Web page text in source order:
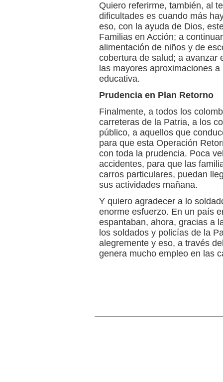
Quiero referirme, también, al
dificultades es cuando más
eso, con la ayuda de Dios,
Familias en Acción; a
alimentación de niños y de
cobertura de salud; a avanzar
las mayores aproximaciones
educativa.
Prudencia en Plan Retorno
Finalmente, a todos los
carreteras de la Patria, a los
público, a aquellos que
para que esta Operación
con toda la prudencia. Poca
accidentes, para que las
carros particulares, puedan
sus actividades mañana.
Y quiero agradecer a lo
enorme esfuerzo. En un país
espantaban, ahora, gracias a
los soldados y policías de la
alegremente y eso, a través
genera mucho empleo en las